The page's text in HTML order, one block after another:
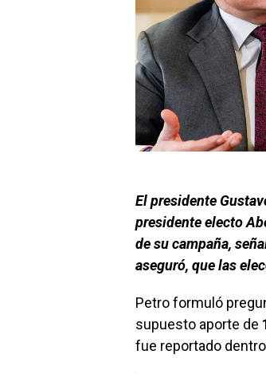
El presidente
presidente electo
de su campaña,
aseguró, que las
Petro formuló
supuesto aporte de
fue reportado